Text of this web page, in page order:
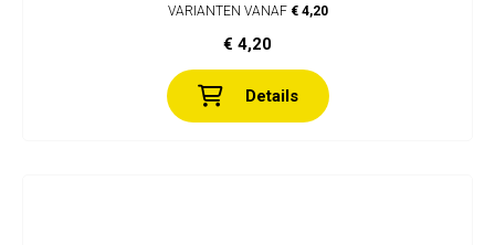
VARIANTEN VANAF € 4,20
€ 4,20
Details